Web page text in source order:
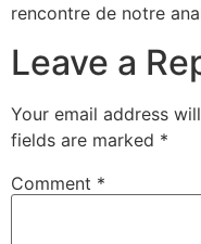
rencontre de notre
Leave a
Your email address
fields are marked *
Comment *